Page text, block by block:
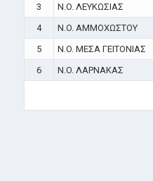
3
N.O. ΛΕΥΚΩΣΙΑΣ
4
N.O. ΑΜΜΟΧΩΣΤΟΥ
5
N.O. ΜΕΣΑ ΓΕΙΤΟΝΙΑΣ
6
N.O. ΛΑΡΝΑΚΑΣ